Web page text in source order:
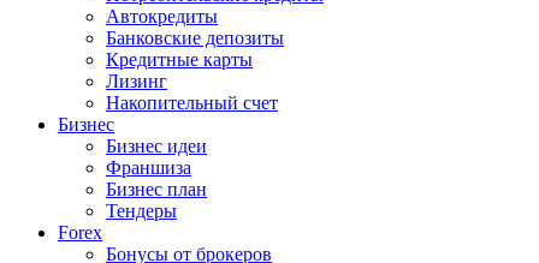
Автокредиты
Банковские депозиты
Кредитные карты
Лизинг
Накопительный счет
Бизнес
Бизнес идеи
Франшиза
Бизнес план
Тендеры
Forex
Бонусы от брокеров